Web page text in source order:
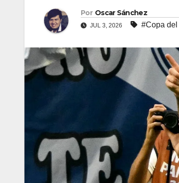
Por Oscar Sánchez
JUL 3, 2026 #Copa